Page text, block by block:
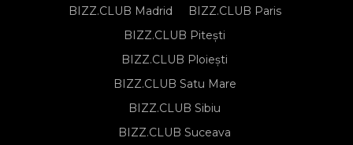
BIZZ.CLUB Madrid
BIZZ.CLUB Paris
BIZZ.CLUB Pitești
BIZZ.CLUB Ploiești
BIZZ.CLUB Satu Mare
BIZZ.CLUB Sibiu
BIZZ.CLUB Suceava